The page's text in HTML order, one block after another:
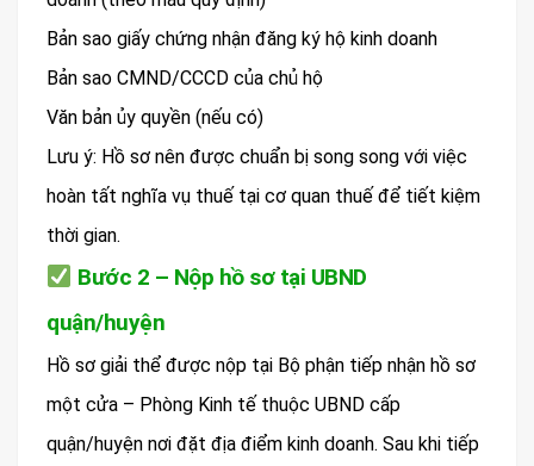
Bản sao giấy chứng nhận đăng ký hộ kinh doanh
Bản sao CMND/CCCD của chủ hộ
Văn bản ủy quyền (nếu có)
Lưu ý: Hồ sơ nên được chuẩn bị song song với việc
hoàn tất nghĩa vụ thuế tại cơ quan thuế để tiết kiệm
thời gian.
Bước 2 – Nộp hồ sơ tại UBND
quận/huyện
Hồ sơ giải thể được nộp tại Bộ phận tiếp nhận hồ sơ
một cửa – Phòng Kinh tế thuộc UBND cấp
quận/huyện nơi đặt địa điểm kinh doanh. Sau khi tiếp